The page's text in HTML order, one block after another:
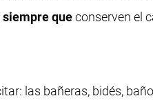
siempre queconserven el
las bañeras, bidés,